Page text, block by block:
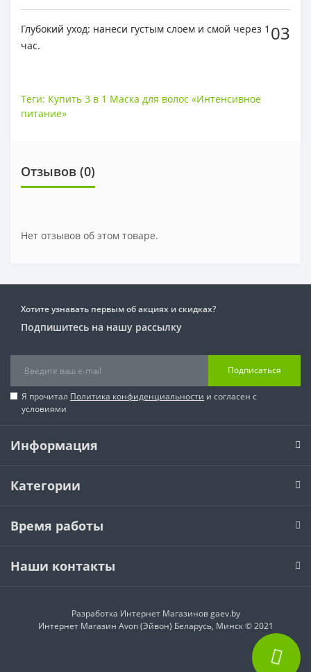
Глубокий уход: нанеси густым слоем и смой через 1
час.
03
Теги: Купить 3 в 1 Маска для волос «Интенсивное
питание»
Отзывов (0)
Нет отзывов об этом товаре.
Хотите узнавать первым об акциях и скидках?
Подпишитесь на нашу рассылку
Подписаться
Я прочитал Политика конфиденциальности и согласен с
условиями
Информация
Категории
Время работы
Наши контакты
Разработка Интернет Магазиновgaev.by
Интернет Магазин Avon (Эйвон) Беларусь, Минск © 2021